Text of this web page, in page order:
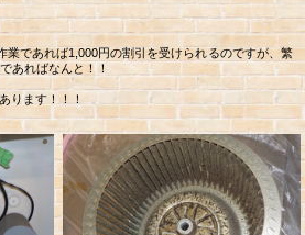
業であれば1,000円の割引を受けられるのですが、繁
あればなんと！！
ります！！！